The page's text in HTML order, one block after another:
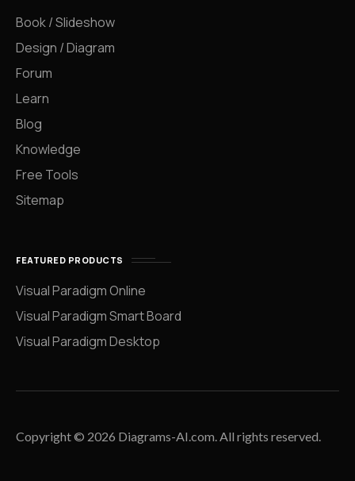
Book / Slideshow
Design / Diagram
Forum
Learn
Blog
Knowledge
Free Tools
Sitemap
FEATURED PRODUCTS
Visual Paradigm Online
Visual Paradigm Smart Board
Visual Paradigm Desktop
Copyright © 2026 Diagrams-AI.com. All rights reserved.